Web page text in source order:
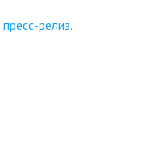
пресс-релиз.